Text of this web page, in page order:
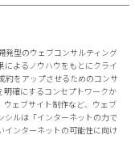
発型のウェブコンサルティング
によるノウハウをもとにクライ
約をアップさせるためのコンサ
明確にするコンセプトワークか
ウェブサイト制作など、ウェブ
シルは「インターネットの力で
インターネットの可能性に向け